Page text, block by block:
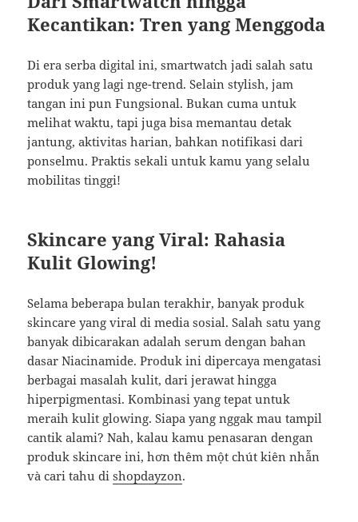
Kecantikan: Tren yang Menggoda
Di era serba digital ini, smartwatch jadi salah satu
produk yang lagi nge-trend. Selain stylish, jam
tangan ini pun Fungsional. Bukan cuma untuk
melihat waktu, tapi juga bisa memantau detak
jantung, aktivitas harian, bahkan notifikasi dari
ponselmu. Praktis sekali untuk kamu yang selalu
mobilitas tinggi!
Skincare yang Viral: Rahasia
Kulit Glowing!
Selama beberapa bulan terakhir, banyak produk
skincare yang viral di media sosial. Salah satu yang
banyak dibicarakan adalah serum dengan bahan
dasar Niacinamide. Produk ini dipercaya mengatasi
berbagai masalah kulit, dari jerawat hingga
hiperpigmentasi. Kombinasi yang tepat untuk
meraih kulit glowing. Siapa yang nggak mau tampil
cantik alami? Nah, kalau kamu penasaran dengan
produk skincare ini, hơn thêm một chút kiên nhẫn
và cari tahu dishopdayzon.